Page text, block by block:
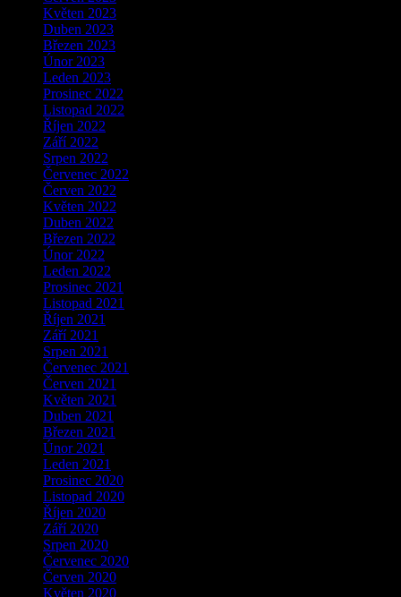
Květen 2023
Duben 2023
Březen 2023
Únor 2023
Leden 2023
Prosinec 2022
Listopad 2022
Říjen 2022
Září 2022
Srpen 2022
Červenec 2022
Červen 2022
Květen 2022
Duben 2022
Březen 2022
Únor 2022
Leden 2022
Prosinec 2021
Listopad 2021
Říjen 2021
Září 2021
Srpen 2021
Červenec 2021
Červen 2021
Květen 2021
Duben 2021
Březen 2021
Únor 2021
Leden 2021
Prosinec 2020
Listopad 2020
Říjen 2020
Září 2020
Srpen 2020
Červenec 2020
Červen 2020
Květen 2020